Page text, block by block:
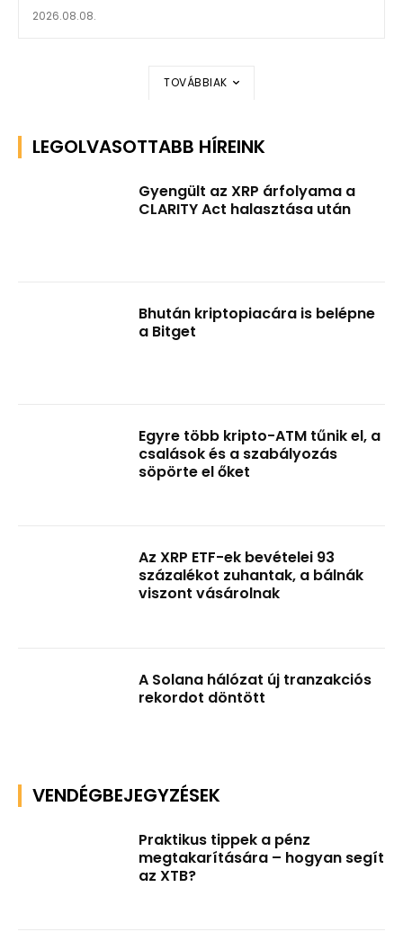
2026.08.08.
TOVÁBBIAK
LEGOLVASOTTABB HÍREINK
Gyengült az XRP árfolyama a
CLARITY Act halasztása után
Bhután kriptopiacára is belépne
a Bitget
Egyre több kripto-ATM tűnik el, a
csalások és a szabályozás
söpörte el őket
Az XRP ETF-ek bevételei 93
százalékot zuhantak, a bálnák
viszont vásárolnak
A Solana hálózat új tranzakciós
rekordot döntött
VENDÉGBEJEGYZÉSEK
Praktikus tippek a pénz
megtakarítására – hogyan segít
az XTB?